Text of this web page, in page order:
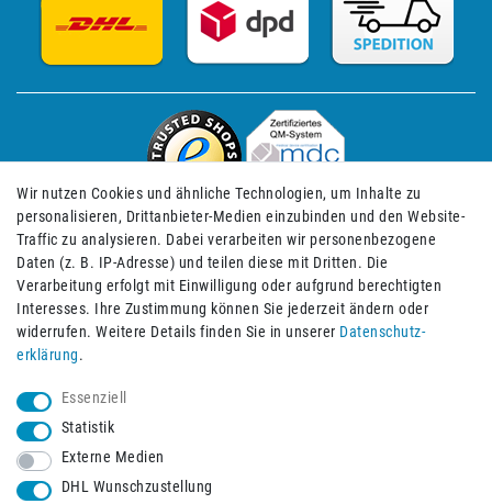
Impressum Daten­schutz­erklärung AGB
Wir nutzen Cookies und ähnliche Technologien, um Inhalte zu
personalisieren, Drittanbieter-Medien einzubinden und den Website-
Traffic zu analysieren. Dabei verarbeiten wir personenbezogene
Daten (z. B. IP-Adresse) und teilen diese mit Dritten. Die
Verarbeitung erfolgt mit Einwilligung oder aufgrund berechtigten
Interesses. Ihre Zustimmung können Sie jederzeit ändern oder
widerrufen. Weitere Details finden Sie in unserer Daten­schutz­
erklärung.
Essenziell
Statistik
Externe Medien
DHL Wunschzustellung